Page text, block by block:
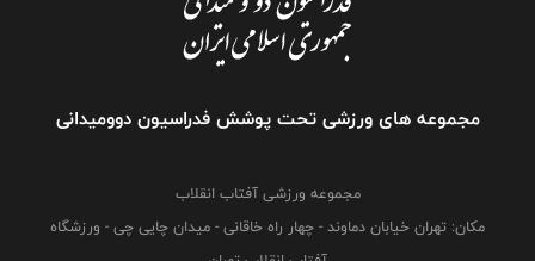
مجموعه های ورزشی تحت پوشش فدراسیون دوومیدانی
مجموعه ورزشی آفتاب انقلاب
مکان: تهران خیابان دماوند - چهار راه خاقانی - میدان چایی چی - ورزشگاه